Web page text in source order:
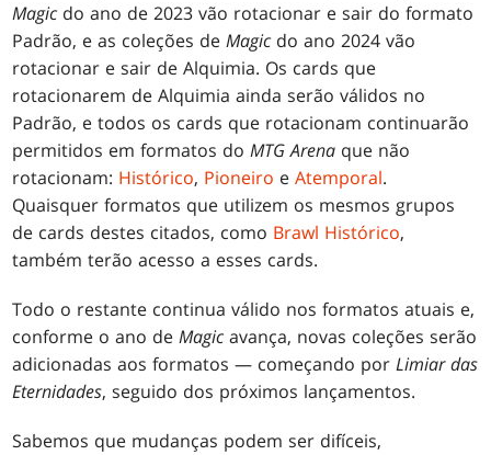
Magic do ano de 2023 vão rotacionar e sair do formato
Padrão, e as coleções deMagic do ano 2024 vão
rotacionar e sair de Alquimia. Os cards que
rotacionarem de Alquimia ainda serão válidos no
Padrão, e todos os cards que rotacionam continuarão
permitidos em formatos doMTG Arena que não
rotacionam: Histórico, Pioneiro eAtemporal.
Quaisquer formatos que utilizem os mesmos grupos
de cards destes citados, como Brawl Histórico,
também terão acesso a esses cards.
Todo o restante continua válido nos formatos atuais e,
conforme o ano deMagic avança, novas coleções serão
adicionadas aos formatos — começando porLimiar das
Eternidades, seguido dos próximos lançamentos.
Sabemos que mudanças podem ser difíceis,